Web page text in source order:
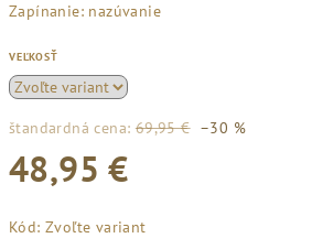
Zapínanie: nazúvanie
VEĽKOSŤ
štandardná cena: 69,95 € –30 %
48,95 €
cena:
Kód: Zvoľte variant